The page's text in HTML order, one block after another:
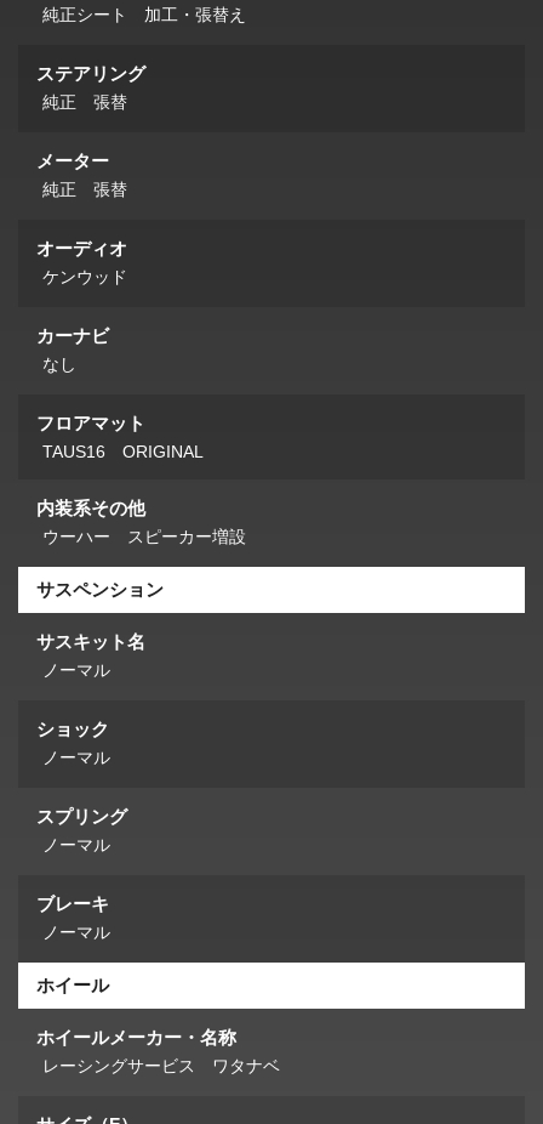
純正シート 加工・張替え
ステアリング
純正 張替
メーター
純正 張替
オーディオ
ケンウッド
カーナビ
なし
フロアマット
TAUS16 ORIGINAL
内装系その他
ウーハー スピーカー増設
サスペンション
サスキット名
ノーマル
ショック
ノーマル
スプリング
ノーマル
ブレーキ
ノーマル
ホイール
ホイールメーカー・名称
レーシングサービス ワタナベ